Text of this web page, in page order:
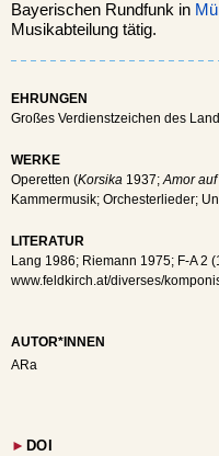
Bayerischen Rundfunk in
Musikabteilung tätig.
EHRUNGEN
Großes Verdienstzeichen des
WERKE
Operetten (Korsika 1937;Amor
Kammermusik; Orchesterlieder;
LITERATUR
Lang 1986; Riemann 1975; F-A 2
www.feldkirch.at/diverses/
AUTOR*INNEN
ARa
► DOI